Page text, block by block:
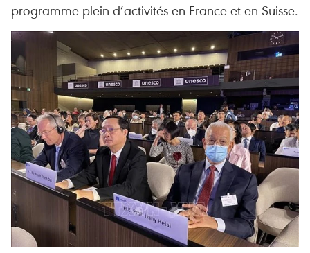
programme plein d’activités en France et en Suisse.